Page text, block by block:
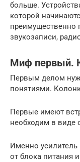
больше.
которой
преимущественно
звукозаписи,
Миф первый.
Первым делом
понятиями.
Первые имеют
необходим в виде
Именно усилитель
от блока питания